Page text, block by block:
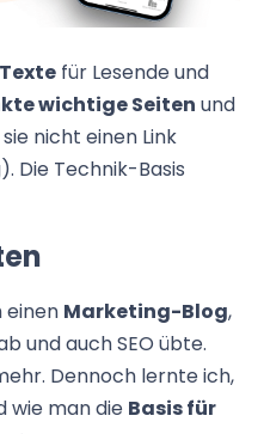
für Lesende und
wichtige Seiten und
nicht einen Link
Die Technik-Basis
einen Marketing-Blog,
und auch SEO übte.
Dennoch lernte ich,
wie man die Basis für